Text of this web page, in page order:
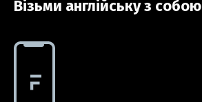
Візьми англійську з собою